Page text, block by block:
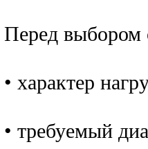
Перед выбором
• характер
• требуемый